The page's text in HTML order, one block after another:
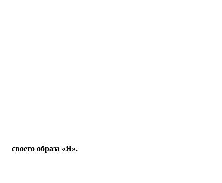
своего образа «Я».